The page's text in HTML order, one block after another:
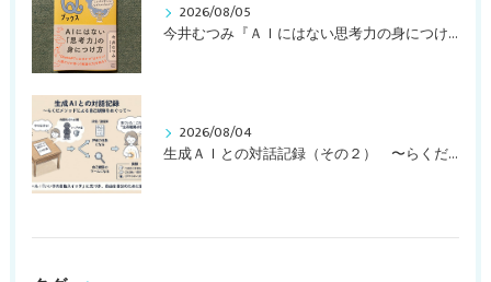
2026/08/05
今井むつみ『ＡＩにはない思考力の身につけ方 ことばの学びはなぜ大切なのか？』
2026/08/04
生成ＡＩとの対話記録（その２） 〜らくだメソッドによる自己観察をめぐって〜